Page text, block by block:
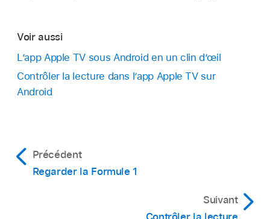
Voir aussi
L’app Apple TV sous Android en un clin dʼœil
Contrôler la lecture dans l’app Apple TVsur
Android
Précédent
Regarder la Formule 1
Suivant